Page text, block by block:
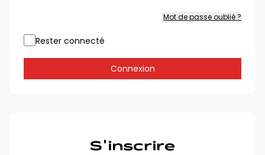
Mot de passe oublié ?
Rester connecté
Connexion
S'inscrire